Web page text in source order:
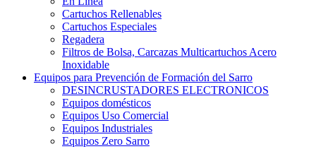
Cartuchos Rellenables
Cartuchos Especiales
Regadera
Filtros de Bolsa, Carcazas Multicartuchos Acero
Inoxidable
Equipos para Prevención de Formación del Sarro
DESINCRUSTADORES ELECTRONICOS
Equipos domésticos
Equipos Uso Comercial
Equipos Industriales
Equipos Zero Sarro